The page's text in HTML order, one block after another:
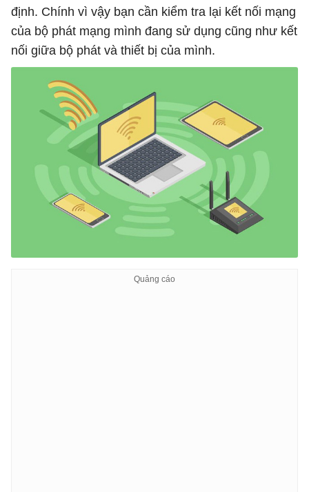
định. Chính vì vậy bạn cần kiểm tra lại kết nối mạng
của bộ phát mạng mình đang sử dụng cũng như kết
nối giữa bộ phát và thiết bị của mình.